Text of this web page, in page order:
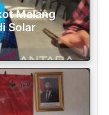
Malang
Solar